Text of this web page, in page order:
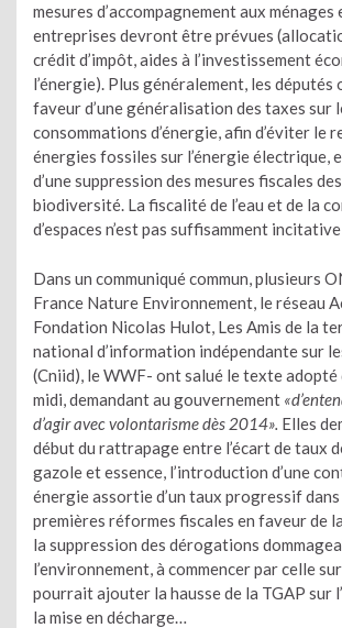
mesures d’accompagnement aux ménages
entreprises devront être prévues
crédit d’impôt, aides à l’investissement
l’énergie). Plus généralement, les députés
faveur d’une généralisation des taxes sur
consommations d’énergie, afin d’éviter le
énergies fossiles sur l’énergie électrique,
d’une suppression des mesures fiscales
biodiversité. La fiscalité de l’eau et de la
d’espaces n’est pas suffisamment
Dans un communiqué commun, plusieurs
France Nature Environnement, le réseau
Fondation Nicolas Hulot, Les Amis de la
national d’information indépendante sur
(Cniid), le WWF- ont salué le texte adopté
midi, demandant au gouvernement
d’agir avec volontarisme dès 2014». Elles
début du rattrapage entre l’écart de taux
gazole et essence, l’introduction d’une
énergie assortie d’un taux progressif dans
premières réformes fiscales en faveur de
la suppression des dérogations
l’environnement, à commencer par celle
pourrait ajouter la hausse de la TGAP sur
la mise en décharge…